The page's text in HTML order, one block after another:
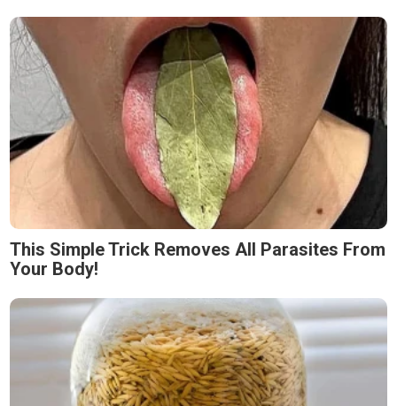
This Simple Trick Removes All Parasites From
Your Body!